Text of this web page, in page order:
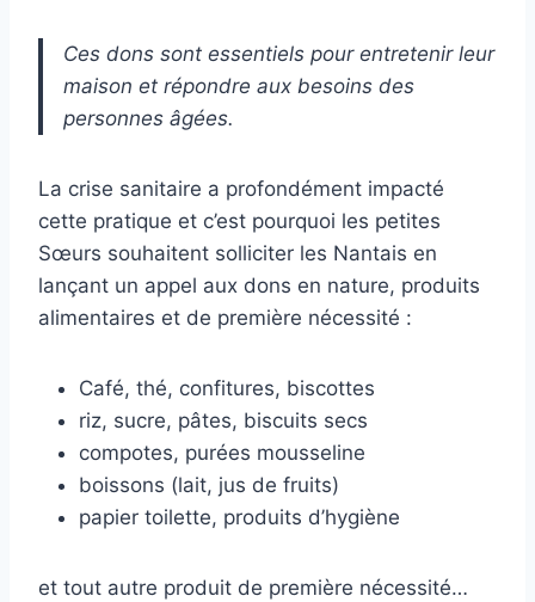
Ces dons sont essentiels pour entretenir leur
maison et répondre aux besoins des
personnes âgées.
La crise sanitaire a profondément impacté
cette pratique et c’est pourquoi les petites
Sœurs souhaitent solliciter les Nantais en
lançant un appel aux dons en nature, produits
alimentaires et de première nécessité :
Café, thé, confitures, biscottes
riz, sucre, pâtes, biscuits secs
compotes, purées mousseline
boissons (lait, jus de fruits)
papier toilette, produits d’hygiène
et tout autre produit de première nécessité…